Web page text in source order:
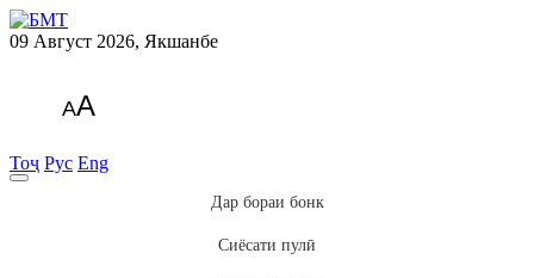
09 Август 2026, Якшанбе
AA
Тоҷ Рус Eng
Дар бораи бонк
Сиёсати пулӣ